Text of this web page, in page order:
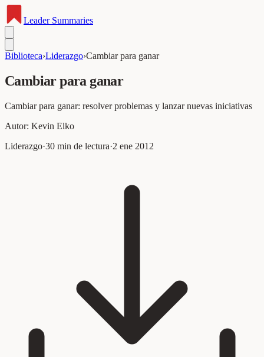
LeaderSummaries
Biblioteca›Liderazgo›Cambiar para ganar
Cambiar para ganar
Cambiar para ganar: resolver problemas y lanzar nuevas iniciativas
Autor: Kevin Elko
Liderazgo·30 min de lectura·2 ene 2012